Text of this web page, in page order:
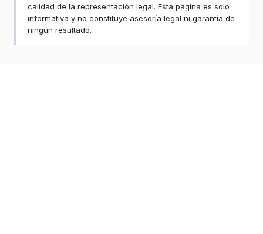
calidad de la representación legal. Esta página es solo
informativa y no constituye asesoría legal ni garantía de
ningún resultado.